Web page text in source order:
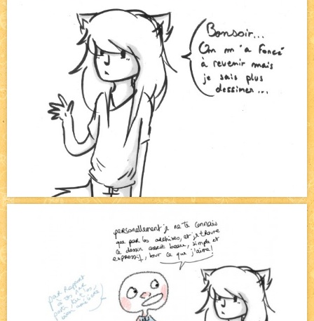
NEW
Beyond the cliff (suite) NEW
On retape les miniatures de l'accueil